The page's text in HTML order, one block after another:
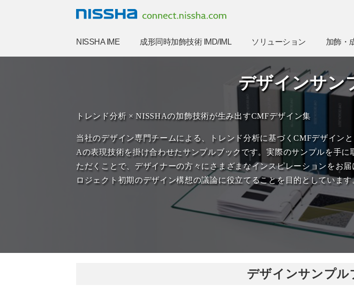
NISSHA IME 成形同時加飾技術 IMD/IML ソリューション 加飾・
デザインサン
トレンド分析 × NISSHAの加飾技術が生み出すCMFデザイン集
当社のデザイン専門チームによる、トレンド分析に基づくCMFデザイン
Aの表現技術を掛け合わせたサンプルブックです。実際のサンプルを手に
ただくことで、デザイナーの方々にさまざまなインスピレーションをお
ロジェクト初期のデザイン構想の議論に役立てることを目的としています
デザインサンプル